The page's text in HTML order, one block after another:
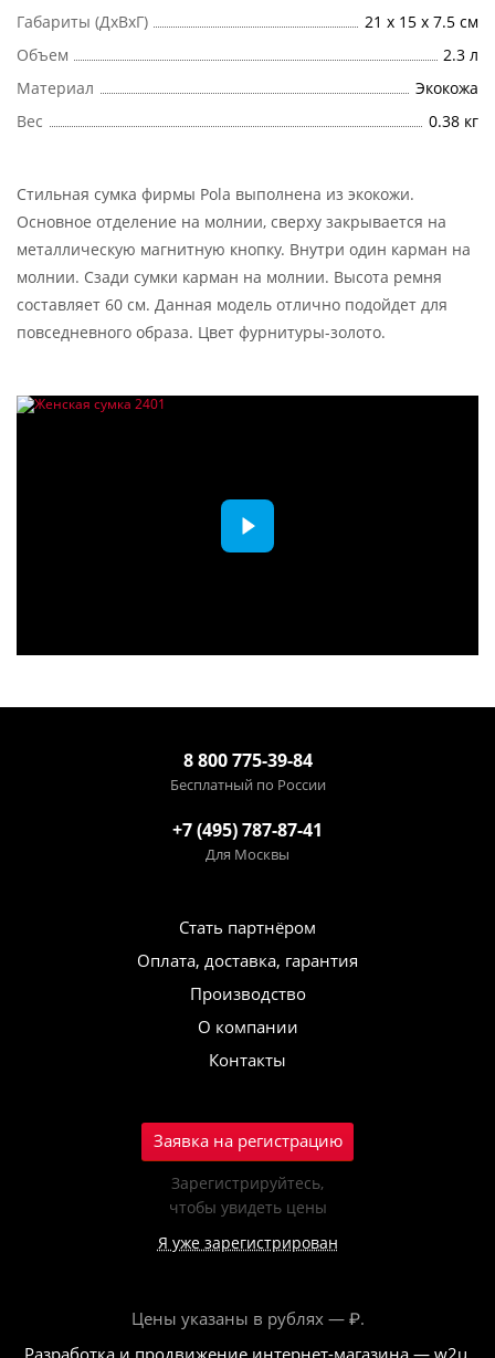
Габариты (ДхВхГ)
21 х 15 х 7.5 см
Объем
2.3 л
Материал
Экокожа
Вес
0.38 кг
Стильная сумка фирмы Pola выполнена из экокожи.
Основное отделение на молнии, сверху закрывается на
металлическую магнитную кнопку. Внутри один карман на
молнии. Сзади сумки карман на молнии. Высота ремня
составляет 60 см. Данная модель отлично подойдет для
повседневного образа. Цвет фурнитуры-золото.
8 800 775-39-84
Бесплатный по России
+7 (495) 787-87-41
Для Москвы
Стать партнёром
Оплата, доставка, гарантия
Производство
О компании
Контакты
Заявка на регистрацию
Зарегистрируйтесь,
чтобы увидеть цены
Я уже зарегистрирован
Цены указаны в рублях — ₽.